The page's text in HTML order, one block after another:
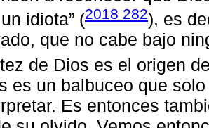
idiota” (2018 282), es
que no cabe bajo
de Dios es el origen
es un balbuceo que
Es entonces